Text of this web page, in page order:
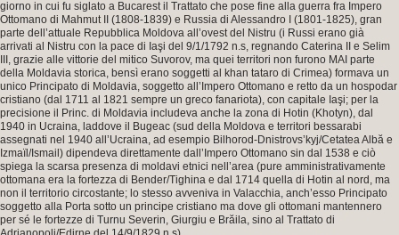
giorno in cui fu siglato a Bucarest il Trattato che pose fine alla guerra fra Impero
Ottomano di Mahmut II (1808-1839) e Russia di Alessandro I (1801-1825), gran
parte dell’attuale Repubblica Moldova all’ovest del Nistru (i Russi erano già
arrivati al Nistru con la pace di Iaşi del 9/1/1792 n.s, regnando Caterina II e Selim
III, grazie alle vittorie del mitico Suvorov, ma quei territori non furono MAI parte
della Moldavia storica, bensì erano soggetti al khan tataro di Crimea) formava un
unico Principato di Moldavia, soggetto all’Impero Ottomano e retto da un hospodar
cristiano (dal 1711 al 1821 sempre un greco fanariota), con capitale Iaşi; per la
precisione il Princ. di Moldavia includeva anche la zona di Hotin (Khotyn), dal
1940 in Ucraina, laddove il Bugeac (sud della Moldova e territori bessarabi
assegnati nel 1940 all’Ucraina, ad esempio Bilhorod-Dnistrovs’kyj/Cetatea Albă e
Izmaïl/Ismail) dipendeva direttamente dall’Impero Ottomano sin dal 1538 e ciò
spiega la scarsa presenza di moldavi etnici nell’area (pure amministrativamente
ottomana era la fortezza di Bender/Tighina e dal 1714 quella di Hotin al nord, ma
non il territorio circostante; lo stesso avveniva in Valacchia, anch’esso Principato
soggetto alla Porta sotto un principe cristiano ma dove gli ottomani mantennero
per sé le fortezze di Turnu Severin, Giurgiu e Brăila, sino al Trattato di